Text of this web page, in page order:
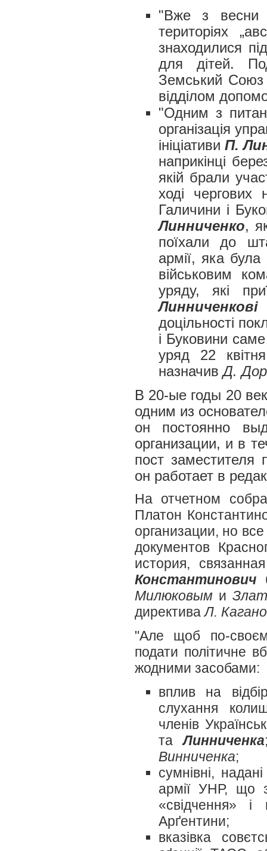
"Вже з весни
територiях
знаходилися
для дiтей.
Земський
вiддiлом
"Одним з
органiзацiя
iнiцiативиП.
наприкiнцi
якiй брали
ходi чергових
Галичини i
Линниченко,
поїхали до
армiї, яка
вiйськовим
уряду, якi
Линниченковi
доцiльностi
i Буковини
уряд 22
назначивД.
В 20-ые годы 20
одним из
он постоянно
организации, и в
пост заместителя
он работает в
На отчетном
Платон
организации, но
документов
история,
Константинович
Милюковыми
директиваЛ.
"Але щоб по-
подати політичне
жодними засобами:
вплив на
слухання
членів
таЛинниченка
Винниченка;
сумнівні,
армії УНР, що
«свідчення»
Арґентини;
вказівка